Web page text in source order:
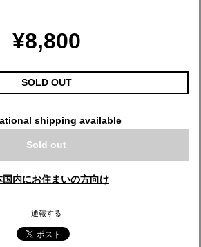
¥8,800
SOLD OUT
shipping available
Sold out
国内にお住まいの方向け
通報する